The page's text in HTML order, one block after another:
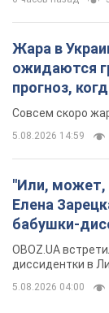
"Или, может,
Елена
бабушки-
Горской,
бегстве в
детьми
OBOZ.UA